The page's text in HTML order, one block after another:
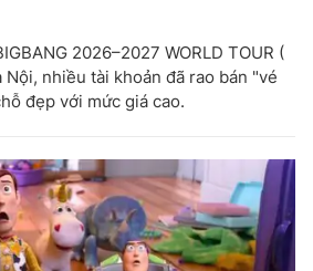
2026–2027 WORLD TOUR (
Nội, nhiều tài khoản đã rao bán "vé
đẹp với mức giá cao.